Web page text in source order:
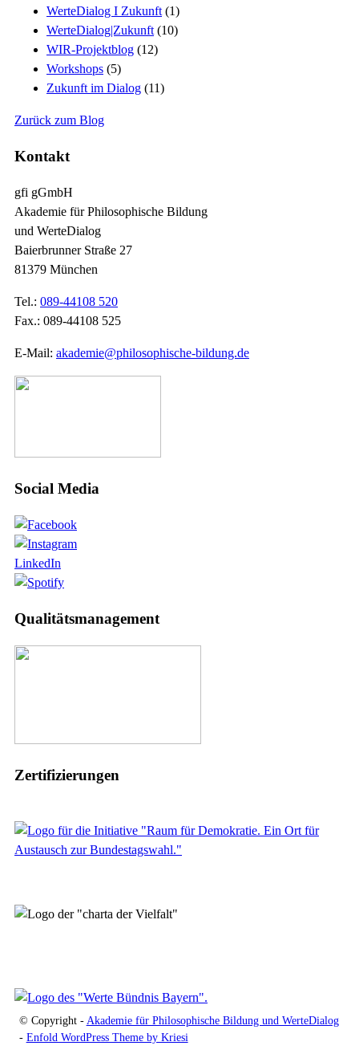
WerteDialog I Zukunft (1)
WerteDialog|Zukunft (10)
WIR-Projektblog (12)
Workshops (5)
Zukunft im Dialog (11)
Zurück zum Blog
Kontakt
gfi gGmbH
Akademie für Philosophische Bildung
und WerteDialog
Baierbrunner Straße 27
81379 München
Tel.: 089-44108 520
Fax.: 089-44108 525
E-Mail: akademie@philosophische-bildung.de
Social Media
LinkedIn
Qualitätsmanagement
Zertifizierungen
© Copyright - Akademie für Philosophische Bildung und WerteDialog
- Enfold WordPress Theme by Kriesi